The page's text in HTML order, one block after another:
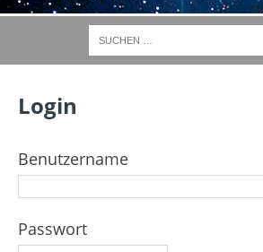
Login
Benutzername
Passwort